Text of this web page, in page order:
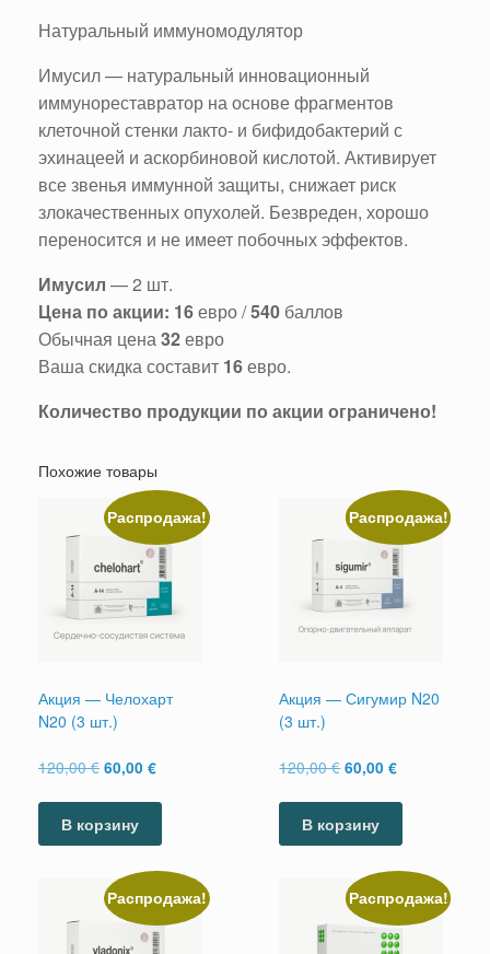
Натуральный иммуномодулятор
Имусил — натуральный инновационный
иммунореставратор на основе фрагментов
клеточной стенки лакто- и бифидобактерий с
эхинацеей и аскорбиновой кислотой. Активирует
все звенья иммунной защиты, снижает риск
злокачественных опухолей. Безвреден, хорошо
переносится и не имеет побочных эффектов.
Имусил — 2 шт.
Цена по акции: 16евро /540 баллов
Обычная цена32евро
Ваша скидка составит 16евро.
Количество продукции по акции ограничено!
Похожие товары
Распродажа!
Акция — Челохарт
N20 (3 шт.)
120,00€ Первоначальная
составляла
120,00 €.
60,00 €Текущая
60,00 €.
В корзину
Распродажа!
Акция — Сигумир N20
(3 шт.)
120,00€Первоначальная
составляла
120,00 €.
60,00€Текущая
60,00 €.
В корзину
Распродажа! Распродажа!